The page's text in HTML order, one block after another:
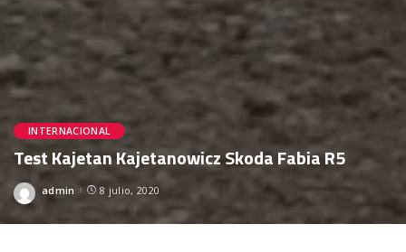
INTERNACIONAL
Test Kajetan Kajetanowicz Skoda Fabia R5
Posted
admin 8 julio, 2020